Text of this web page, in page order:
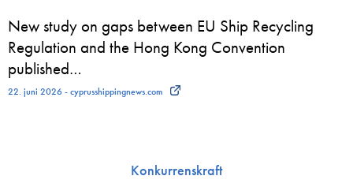
New study on gaps between EU Ship Recycling
Regulation and the Hong Kong Convention
published…
22. juni 2026 - cyprusshippingnews.com
Konkurrenskraft